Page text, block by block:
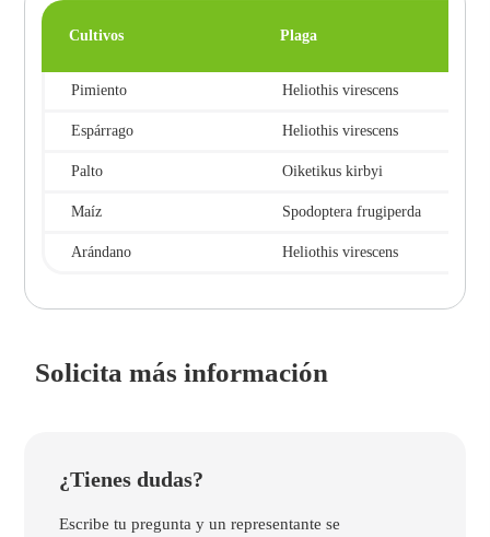
Cultivos Plaga
Pimiento Heliothis virescens
Espárrago Heliothis virescens
Palto Oiketikus kirbyi
Maíz Spodoptera frugiperda
Arándano Heliothis virescens
Solicita más información
¿Tienes dudas?
Escribe tu pregunta y un representante se